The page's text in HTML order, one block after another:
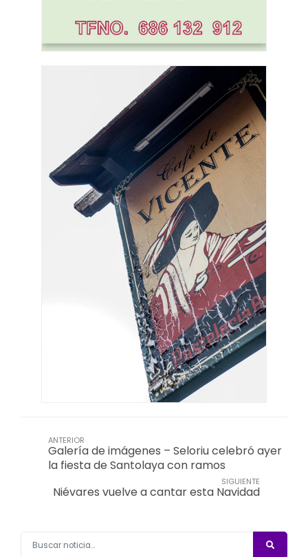
ANTERIOR
Galería de imágenes – Seloriu celebró ayer
la fiesta de Santolaya con ramos
SIGUIENTE
Niévares vuelve a cantar esta Navidad